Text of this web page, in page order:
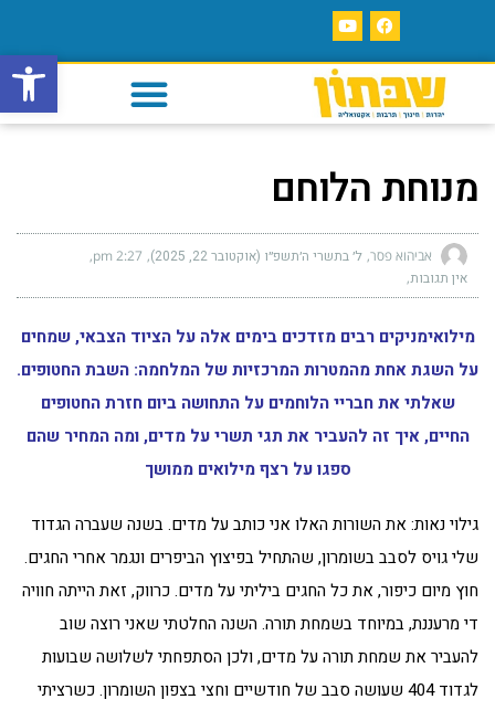
פתח
מנוחת הלוחם
אביהוא פסר ל׳ בתשרי ה׳תשפ״ו (אוקטובר 22, 2025) 2:27 pm
אין תגובות
מילואימניקים רבים מזדכים בימים אלה על הציוד הצבאי, שמחים
על השגת אחת מהמטרות המרכזיות של המלחמה: השבת החטופים.
שאלתי את חבריי הלוחמים על התחושה ביום חזרת החטופים
החיים, איך זה להעביר את תגי תשרי על מדים, ומה המחיר שהם
ספגו על רצף מילואים ממושך
גילוי נאות: את השורות האלו אני כותב על מדים. בשנה שעברה הגדוד
שלי גויס לסבב בשומרון, שהתחיל בפיצוץ הביפרים ונגמר אחרי החגים.
חוץ מיום כיפור, את כל החגים ביליתי על מדים. כרווק, זאת הייתה חוויה
די מרעננת, במיוחד בשמחת תורה. השנה החלטתי שאני רוצה שוב
להעביר את שמחת תורה על מדים, ולכן הסתפחתי לשלושה שבועות
לגדוד 404 שעושה סבב של חודשיים וחצי בצפון השומרון. כשרציתי